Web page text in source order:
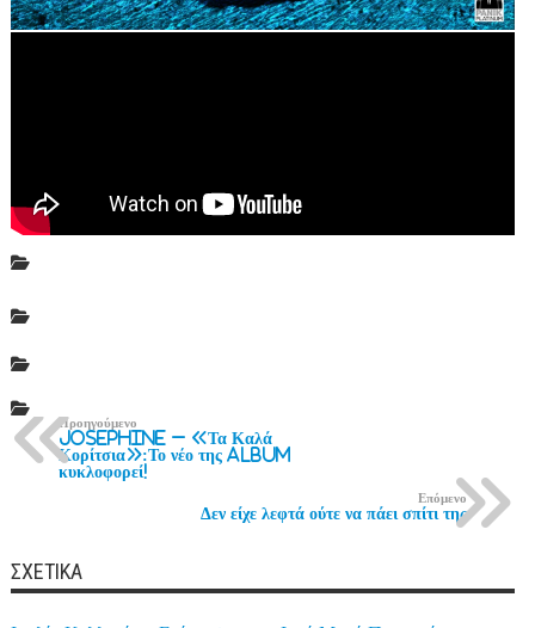
Προηγούμενο
Josephine – «Τα Καλά
Κορίτσια»:Το νέο της album
κυκλοφορεί!
Επόμενο
Δεν είχε λεφτά ούτε να πάει σπίτι της
ΣΧΕΤΙΚΆ